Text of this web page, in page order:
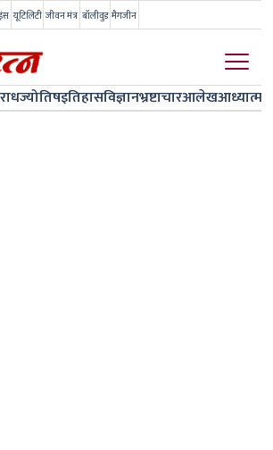
यूटिलिटी जीवन मंत्र बॉलीवुड मैगजीन
ज्योतिषइतिहासविज्ञानभ्रष्टाचारआलेखआध्यात्म